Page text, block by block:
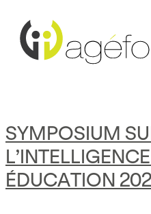
contenu
SYMPOSIUM
ÉDUCATION